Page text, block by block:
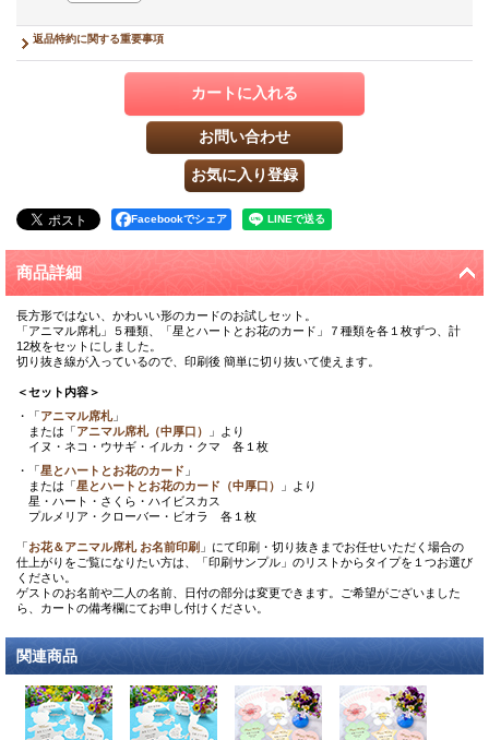
返品特約に関する重要事項
Facebookでシェア
商品詳細
長方形ではない、かわいい形のカードのお試しセット。
「アニマル席札」５種類、「星とハートとお花のカード」７種類を各１枚ずつ、計
12枚をセットにしました。
切り抜き線が入っているので、印刷後 簡単に切り抜いて使えます。
＜セット内容＞
・「アニマル席札」
または「アニマル席札（中厚口）
」より
イヌ・ネコ・ウサギ・イルカ・クマ 各１枚
・「星とハートとお花のカード 」
または「星とハートとお花のカード（中厚口）
」より
星・ハート・さくら・ハイビスカス
プルメリア・クローバー・ビオラ 各１枚
「お花＆アニマル席札 お名前印刷 」にて印刷・切り抜きまでお任せいただく場合の
仕上がりをご覧になりたい方は、「印刷サンプル」のリストからタイプを１つお選び
ください。
ゲストのお名前や二人の名前、日付の部分は変更できます。ご希望がございました
ら、カートの備考欄にてお申し付けください。
関連商品